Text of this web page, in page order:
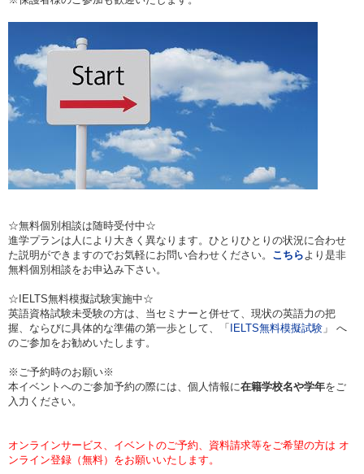
☆無料個別相談は随時受付中☆
進学プランは人により大きく異なります。ひとりひとりの状況に合わせ
た説明ができますのでお気軽にお問い合わせください。 こちらより是非
無料個別相談をお申込み下さい。
☆IELTS無料模擬試験実施中☆
英語資格試験未受験の方は、当セミナーと併せて、現状の英語力の把
握、ならびに具体的な準備の第一歩として、「
IELTS無料模擬試験 」 へ
のご参加をお勧めいたします。
※ご予約時のお願い※
本イベントへのご参加予約の際には、個人情報に在籍学校名や学年をご
入力ください。
オンラインサービス、イベントのご予約、資料請求等をご希望の方は オ
ンライン登録（無料）をお願いいたします。